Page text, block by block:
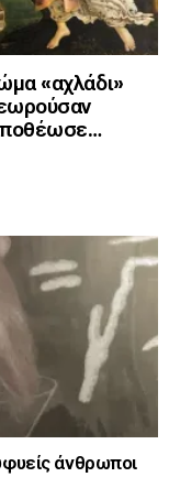
«αχλάδι»
άνθρωποι